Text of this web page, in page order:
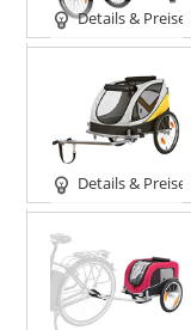
Details & Preise
Details & Preise